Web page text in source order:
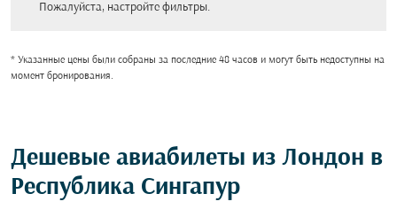
Пожалуйста, настройте фильтры.
* Указанные цены были собраны за последние 48 часов и могут быть недоступны на
момент бронирования.
Дешевые авиабилеты из Лондон в
Республика Сингапур